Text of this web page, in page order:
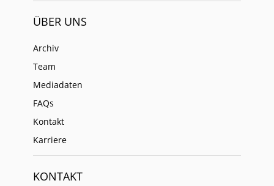
ÜBER UNS
Archiv
Team
Mediadaten
FAQs
Kontakt
Karriere
KONTAKT